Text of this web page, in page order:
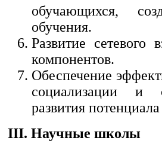
обучающихся,
обучения.
Развитие сетевого
компонентов.
Обеспечение
социализации и
развития
III. Научные школы